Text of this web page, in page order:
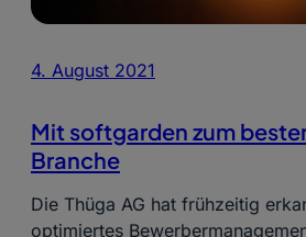
4. August 2021
Mit softgarden zum
Branche
Die Thüga AG hat frühzeitig
optimiertes